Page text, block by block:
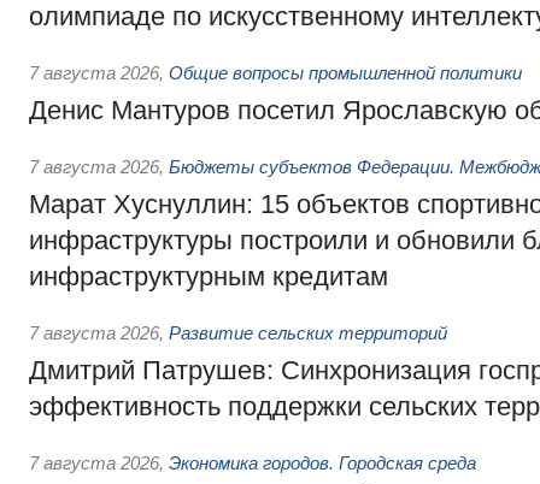
олимпиаде по искусственному
7 августа 2026, Общие вопросы промышленной политики
Денис Мантуров посетил Ярославскую
7 августа 2026, Бюджеты субъектов Федерации.
Марат Хуснуллин: 15 объектов
инфраструктуры построили и обновили
инфраструктурным кредитам
7 августа 2026, Развитие сельских территорий
Дмитрий Патрушев: Синхронизация
эффективность поддержки сельских
7 августа 2026, Экономика городов. Городская среда